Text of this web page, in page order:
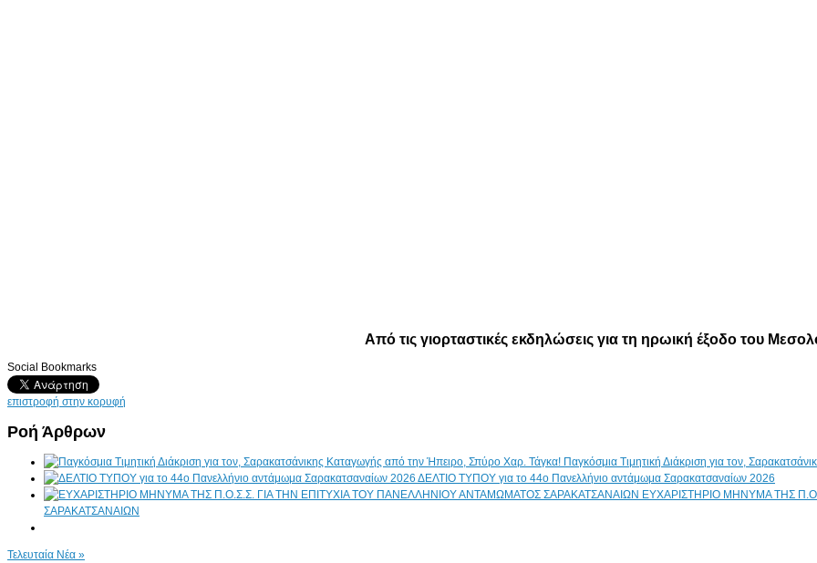
Από τις γιορταστικές εκδηλώσεις για τη ηρωική έξοδο του
Social Bookmarks
επιστροφή στην κορυφή
Ροή Άρθρων
Παγκόσμια Τιμητική Διάκριση για τον,
ΔΕΛΤΙΟ ΤΥΠΟΥ για το 44ο Πανελλήνιο αντάμωμα Σαρακατσαναίων 2026
ΕΥΧΑΡΙΣΤΗΡΙΟ ΜΗΝΥΜΑ ΤΗΣ
ΣΑΡΑΚΑΤΣΑΝΑΙΩΝ
Τελευταία Νέα »